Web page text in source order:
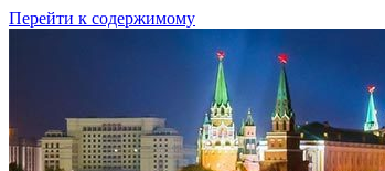
Перейти к содержимому